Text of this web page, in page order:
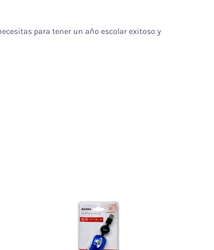
para tener un año escolar exitoso y